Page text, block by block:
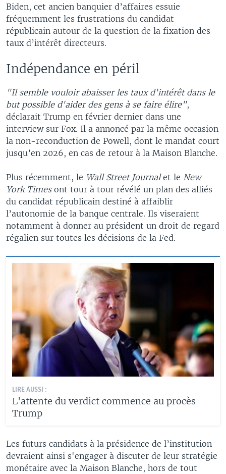
Biden, cet ancien banquier d’affaires essuie
fréquemment les frustrations du candidat
républicain autour de la question de la fixation des
taux d’intérêt directeurs.
Indépendance en péril
"Il semble vouloir abaisser les taux d'intérêt dans le
but possible d'aider des gens à se faire élire",
déclarait Trump en février dernier dans une
interview sur Fox. Il a annoncé par la même occasion
la non-reconduction de Powell, dont le mandat court
jusqu’en 2026, en cas de retour à la Maison Blanche.
Plus récemment, le Wall Street Journalet le New
York Timesont tour à tour révélé un plan des alliés
du candidat républicain destiné à affaiblir
l’autonomie de la banque centrale. Ils viseraient
notamment à donner au président un droit de regard
régalien sur toutes les décisions de la Fed.
LIRE AUSSI :
L'attente du verdict commence au procès
Trump
Les futurs candidats à la présidence de l’institution
devraient ainsi s'engager à discuter de leur stratégie
monétaire avec la Maison Blanche, hors de tout